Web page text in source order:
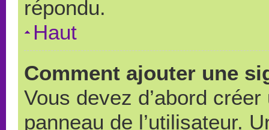
répondu.
Haut
Comment ajouter une
Vous devez d’abord
panneau de l’utilisateur.